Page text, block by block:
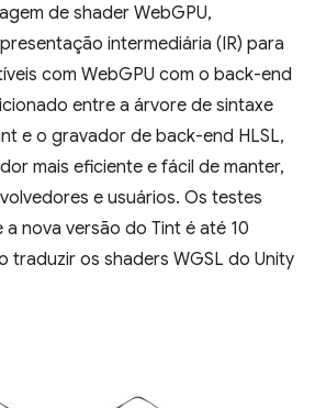
de shader WebGPU,
intermediária (IR) para
com WebGPU com o back-end
entre a árvore de sintaxe
e o gravador de back-end HLSL,
mais eficiente e fácil de manter,
e usuários. Os testes
a nova versão do Tint é até 10
traduzir os shaders WGSL do Unity